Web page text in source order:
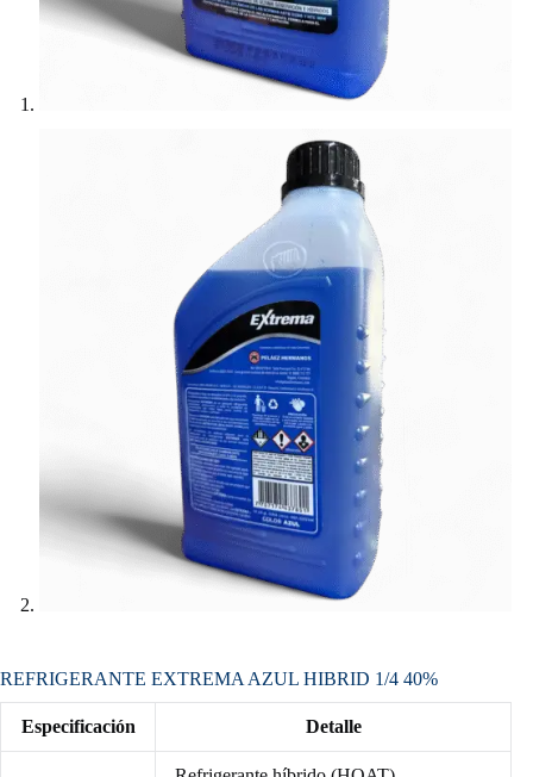
REFRIGERANTE EXTREMA AZUL HIBRID 1/4 40%
Especificación Detalle